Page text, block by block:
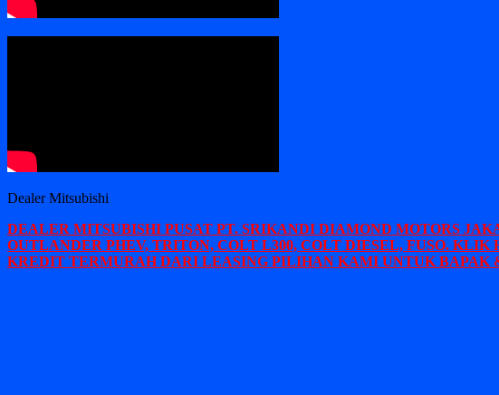
Dealer Mitsubishi
DEALER MITSUBISHI PUSAT PT. SRIKANDI DIAMOND MOTORS
OUTLANDER PHEV, TRITON, COLT L300, COLT DIESEL, FUSO.
KREDIT TERMURAH DARI LEASING PILIHAN KAMI UNTUK BAPAK